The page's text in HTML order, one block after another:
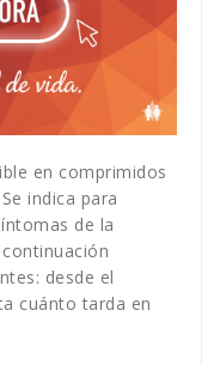
en comprimidos
indica para
de la
desde el
cuánto tarda en